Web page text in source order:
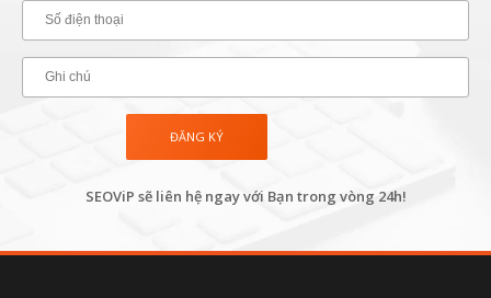
SEOViP sẽ liên hệ ngay với Bạn trong vòng 24h!